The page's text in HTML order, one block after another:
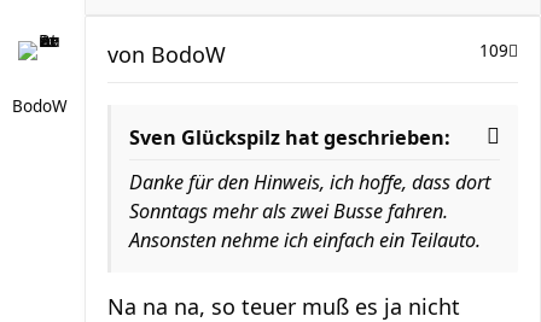
BodoW
109
von BodoW
Sven Glückspilz hat geschrieben:
Danke für den Hinweis, ich hoffe, dass dort
Sonntags mehr als zwei Busse fahren.
Ansonsten nehme ich einfach ein Teilauto.
Na na na, so teuer muß es ja nicht